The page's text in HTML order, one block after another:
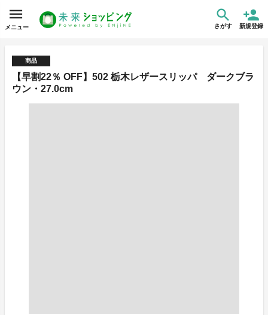
メニュー さがす 新規登録
商品
【早割22％ OFF】502 栃木レザースリッパ ダークブラ
ウン・27.0cm